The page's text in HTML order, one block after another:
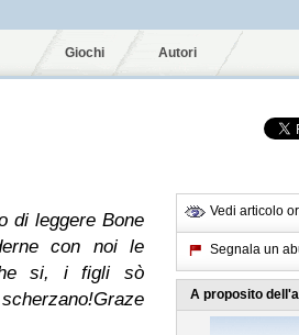
Giochi Autori
di leggere Bone
con noi le
si, i figli sò
Graze
Vedi articolo
Segnala un
A proposito